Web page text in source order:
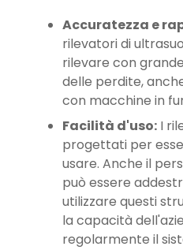
Accuratezza e
rilevatori di
rilevare con
delle perdite,
con macchine in
Facilità d'uso: I
progettati per
usare. Anche il
può essere
utilizzare questi
la capacità
regolarmente il